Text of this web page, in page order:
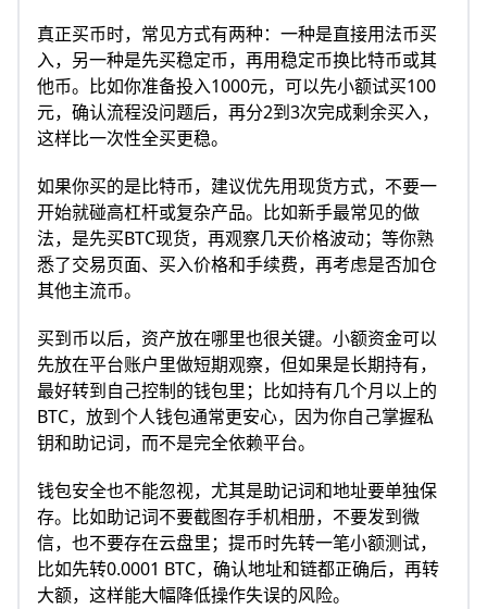
真正买币时，常见方式有两种：一种是直接用法币买
入，另一种是先买稳定币，再用稳定币换比特币或其
他币。比如你准备投入1000元，可以先小额试买100
元，确认流程没问题后，再分2到3次完成剩余买入，
这样比一次性全买更稳。
如果你买的是比特币，建议优先用现货方式，不要一
开始就碰高杠杆或复杂产品。比如新手最常见的做
法，是先买BTC现货，再观察几天价格波动；等你熟
悉了交易页面、买入价格和手续费，再考虑是否加仓
其他主流币。
买到币以后，资产放在哪里也很关键。小额资金可以
先放在平台账户里做短期观察，但如果是长期持有，
最好转到自己控制的钱包里；比如持有几个月以上的
BTC，放到个人钱包通常更安心，因为你自己掌握私
钥和助记词，而不是完全依赖平台。
钱包安全也不能忽视，尤其是助记词和地址要单独保
存。比如助记词不要截图存手机相册，不要发到微
信，也不要存在云盘里；提币时先转一笔小额测试，
比如先转0.0001 BTC，确认地址和链都正确后，再转
大额，这样能大幅降低操作失误的风险。